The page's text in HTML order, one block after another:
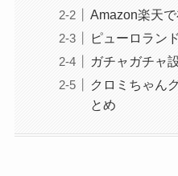
Amazon楽天
ピューロラン
ガチャガチャ
クロミちゃん
とめ